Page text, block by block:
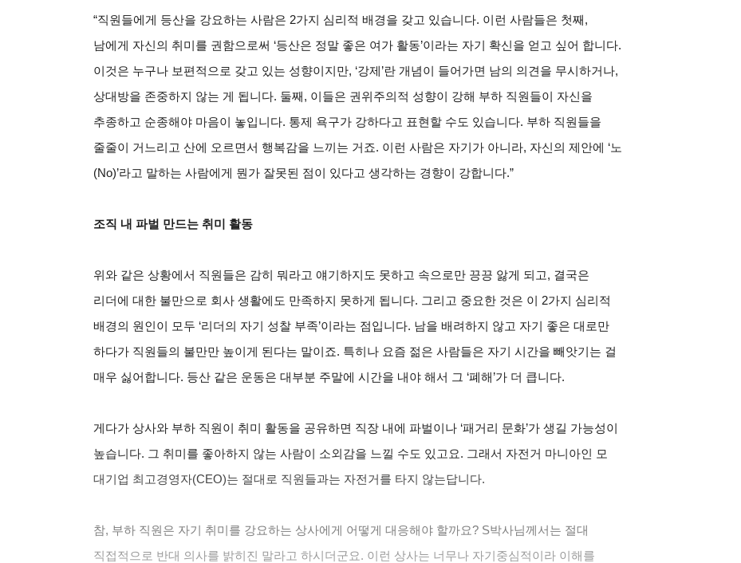
“직원들에게 등산을 강요하는 사람은 2가지 심리적 배경을 갖고 있습니다. 이런 사람들은 첫째,
남에게 자신의 취미를 권함으로써 ‘등산은 정말 좋은 여가 활동’이라는 자기 확신을 얻고 싶어 합니다.
이것은 누구나 보편적으로 갖고 있는 성향이지만, ‘강제’란 개념이 들어가면 남의 의견을 무시하거나,
상대방을 존중하지 않는 게 됩니다. 둘째, 이들은 권위주의적 성향이 강해 부하 직원들이 자신을
추종하고 순종해야 마음이 놓입니다. 통제 욕구가 강하다고 표현할 수도 있습니다. 부하 직원들을
줄줄이 거느리고 산에 오르면서 행복감을 느끼는 거죠. 이런 사람은 자기가 아니라, 자신의 제안에 ‘노
(No)’라고 말하는 사람에게 뭔가 잘못된 점이 있다고 생각하는 경향이 강합니다.”
조직 내 파벌 만드는 취미 활동
위와 같은 상황에서 직원들은 감히 뭐라고 얘기하지도 못하고 속으로만 끙끙 앓게 되고, 결국은
리더에 대한 불만으로 회사 생활에도 만족하지 못하게 됩니다. 그리고 중요한 것은 이 2가지 심리적
배경의 원인이 모두 ‘리더의 자기 성찰 부족’이라는 점입니다. 남을 배려하지 않고 자기 좋은 대로만
하다가 직원들의 불만만 높이게 된다는 말이죠. 특히나 요즘 젊은 사람들은 자기 시간을 빼앗기는 걸
매우 싫어합니다. 등산 같은 운동은 대부분 주말에 시간을 내야 해서 그 ‘폐해’가 더 큽니다.
게다가 상사와 부하 직원이 취미 활동을 공유하면 직장 내에 파벌이나 ‘패거리 문화’가 생길 가능성이
높습니다. 그 취미를 좋아하지 않는 사람이 소외감을 느낄 수도 있고요. 그래서 자전거 마니아인 모
대기업 최고경영자(CEO)는 절대로 직원들과는 자전거를 타지 않는답니다.
참, 부하 직원은 자기 취미를 강요하는 상사에게 어떻게 대응해야 할까요? S박사님께서는 절대
직접적으로 반대 의사를 밝히진 말라고 하시더군요. 이런 상사는 너무나 자기중심적이라 이해를